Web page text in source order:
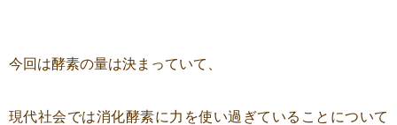
今回は酵素の量は決まっていて、
現代社会では消化酵素に力を使い過ぎていることについて